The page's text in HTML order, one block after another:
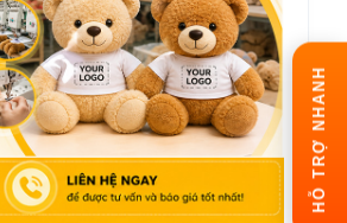
HỖ TRỢ NHANH